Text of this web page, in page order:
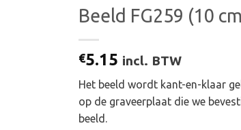
Beeld FG259 (10
€5.15 incl. BTW
Het beeld wordt kant-en-klaar
op de graveerplaat die we
beeld.